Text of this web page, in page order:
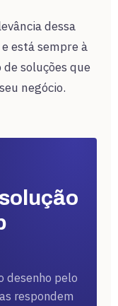
dessa
está sempre à
soluções que
negócio.
desenho pelo
respondem